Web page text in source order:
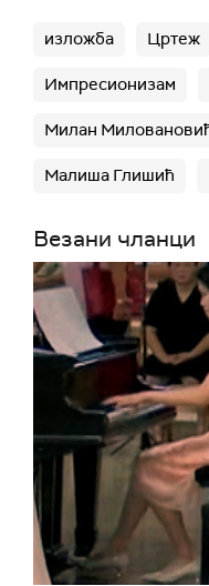
изложба Цртеж
Импресионизам
Милан
Малиша Глишић
Везани чланци